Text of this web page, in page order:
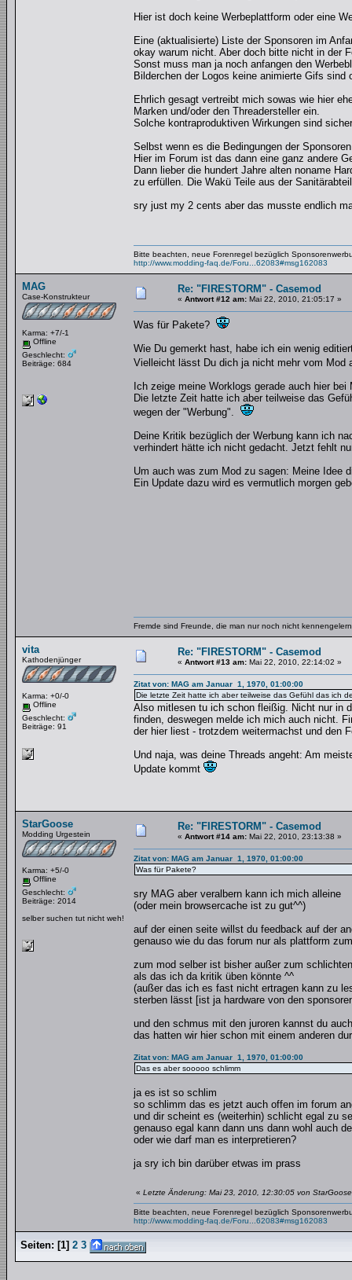
Hier ist doch keine Werbeplattform oder eine
Eine (aktualisierte) Liste der Sponsoren im
okay warum nicht. Aber doch bitte nicht in der
Sonst muss man ja noch anfangen den
Bilderchen der Logos keine animierte Gifs sind
Ehrlich gesagt vertreibt mich sowas wie hier
Marken und/oder den Threadersteller ein.
Solche kontraproduktiven Wirkungen sind
Selbst wenn es die Bedingungen der
Hier im Forum ist das dann eine ganz andere
Dann lieber die hundert Jahre alten noname
zu erfüllen. Die Wakü Teile aus der
sry just my 2 cents aber das musste endlich
Bitte beachten, neue Forenregel bezüglich
http://www.modding-faq.de/Foru...62083#msg162083
MAG
Case-Konstrukteur
Karma: +7/-1
Offline
Geschlecht:
Beiträge: 684
Re: "FIRESTORM" - Casemod
« Antwort #12 am: Mai 22, 2010, 21:05:17 »
Was für Pakete?
Wie Du gemerkt hast, habe ich ein wenig
Vielleicht lässt Du dich ja nicht mehr vom
Ich zeige meine Worklogs gerade auch hier
Die letzte Zeit hatte ich aber teilweise das
wegen der "Werbung".
Deine Kritik bezüglich der Werbung kann ich
verhindert hätte ich nicht gedacht. Jetzt fehlt
Um auch was zum Mod zu sagen: Meine Idee
Ein Update dazu wird es vermutlich morgen
Fremde sind Freunde, die man nur noch nicht
vita
Kathodenjünger
Karma: +0/-0
Offline
Geschlecht:
Beiträge: 91
Re: "FIRESTORM" - Casemod
« Antwort #13 am: Mai 22, 2010, 22:14:02 »
Zitat von: MAG am Januar 1, 1970, 01:00:00
Die letzte Zeit hatte ich aber teilweise das Gefühl das ich
Also mitlesen tu ich schon fleißig. Nicht nur in
finden, deswegen melde ich mich auch nicht.
der hier liest - trotzdem weitermachst und den
Und naja, was deine Threads angeht: Am
Update kommt
StarGoose
Modding Urgestein
Karma: +5/-0
Offline
Geschlecht:
Beiträge: 2014
selber suchen tut nicht weh!
Re: "FIRESTORM" - Casemod
« Antwort #14 am: Mai 22, 2010, 23:13:38 »
Zitat von: MAG am Januar 1, 1970, 01:00:00
Was für Pakete?
sry MAG aber veralbern kann ich mich alleine
(oder mein browsercache ist zu gut^^)
auf der einen seite willst du feedback auf der
genauso wie du das forum nur als plattform
zum mod selber ist bisher außer zum
als das ich da kritik üben könnte ^^
(außer das ich es fast nicht ertragen kann zu
sterben lässt [ist ja hardware von den
und den schmus mit den juroren kannst du
das hatten wir hier schon mit einem anderen
Zitat von: MAG am Januar 1, 1970, 01:00:00
Das es aber sooooo schlimm
ja es ist so schlim
so schlimm das es jetzt auch offen im forum
und dir scheint es (weiterhin) schlicht egal zu
genauso egal kann dann uns dann wohl auch
oder wie darf man es interpretieren?
ja sry ich bin darüber etwas im prass
« Letzte Änderung: Mai 23, 2010, 12:30:05 von StarGoose
Bitte beachten, neue Forenregel bezüglich
http://www.modding-faq.de/Foru...62083#msg162083
Seiten: [1] 2 3